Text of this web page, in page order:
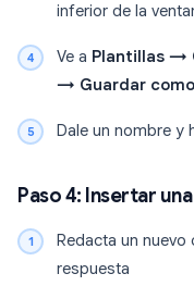
inferior de la
Ve a Plantillas →
→ Guardar
Dale un nombre y
Paso 4: Insertar
Redacta un
respuesta